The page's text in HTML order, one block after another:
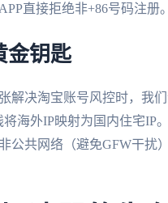
直接拒绝非+86号码注册。
金钥匙
解决淘宝账号风控时，我
海外IP映射为国内住宅IP
公共网络（避免GFW干扰